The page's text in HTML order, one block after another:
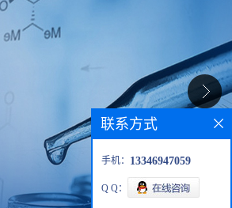
联系方式
手机： 13346947059
Q Q：